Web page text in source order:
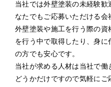
当社では外壁塗装の未経験
なたでもご応募いただける会
外壁塗装や施工を行う際の
を行う中で取得したり、身
の方でも安心です。
当社が求める人材は当社で
どうかだけですので気軽にご